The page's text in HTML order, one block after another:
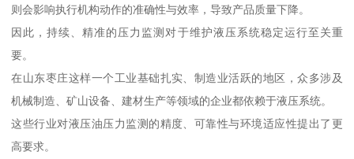
则会影响执行机构动作的准确性与效率，导致产品质量下降。
因此，持续、精准的压力监测对于维护液压系统稳定运行至关重
要。
在山东枣庄这样一个工业基础扎实、制造业活跃的地区，众多涉及
机械制造、矿山设备、建材生产等领域的企业都依赖于液压系统。
这些行业对液压油压力监测的精度、可靠性与环境适应性提出了更
高要求。